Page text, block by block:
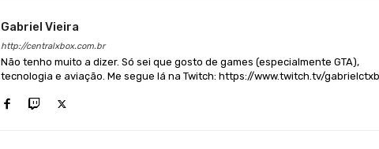
Gabriel Vieira
http://centralxbox.com.br
Não tenho muito a dizer. Só sei que gosto de games (especialmente GTA),
tecnologia e aviação. Me segue lá na Twitch: https://www.twitch.tv/gabrielctxb